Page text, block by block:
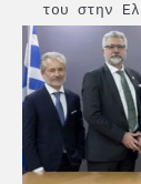
του στην
2